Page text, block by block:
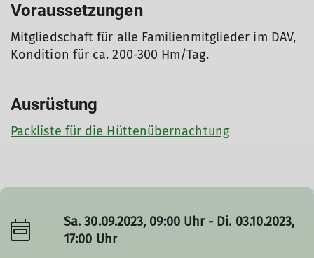
Voraussetzungen
Mitgliedschaft für alle Familienmitglieder im DAV,
Kondition für ca. 200-300 Hm/Tag.
Ausrüstung
Packliste für die Hüttenübernachtung
Sa. 30.09.2023, 09:00 Uhr - Di. 03.10.2023,
17:00 Uhr